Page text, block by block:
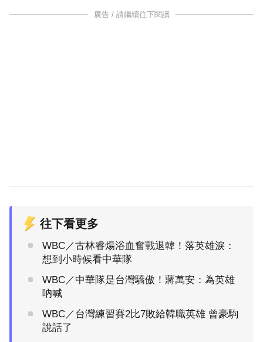
廣告 / 請繼續往下閱讀
往下看更多
WBC／古林睿煬浴血奮戰退韓！落英雄淚：
想到小時候看中華隊
WBC／中華隊是台灣驕傲！蔣萬安：為英雄
吶喊
WBC／台灣練習賽2比7敗給韓職英雄 曾豪駒
說話了